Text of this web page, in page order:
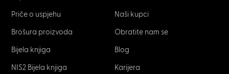
Priče o uspjehu
Brošura proizvoda
Bijela knjiga
NIS2 Bijela knjiga
Naši kupci
Obratite nam se
Blog
Karijera